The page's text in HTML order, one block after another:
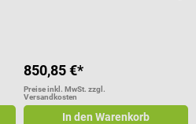
850,85 €*
Preise inkl. MwSt. zzgl.
Versandkosten
In den Warenkorb